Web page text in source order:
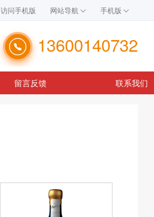
访问手机版 网站导航 手机版
13600140732
留言反馈 联系我们